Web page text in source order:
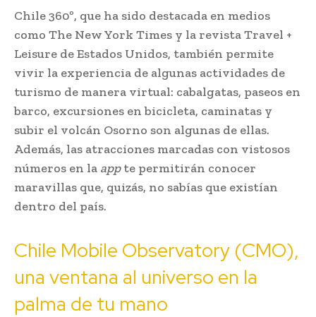
Chile 360º, que ha sido destacada en medios
como The New York Times y la revista Travel +
Leisure de Estados Unidos, también permite
vivir la experiencia de algunas actividades de
turismo de manera virtual: cabalgatas, paseos en
barco, excursiones en bicicleta, caminatas y
subir el volcán Osorno son algunas de ellas.
Además, las atracciones marcadas con vistosos
números en la appte permitirán conocer
maravillas que, quizás, no sabías que existían
dentro del país.
Chile Mobile Observatory (CMO),
una ventana al universo en la
palma de tu mano